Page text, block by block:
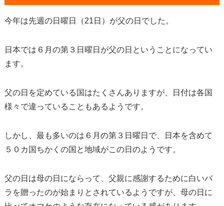
今年は先週の日曜日（21日）が父の日でした。
日本では６月の第３日曜日が父の日ということになってい
ます。
父の日を定めている国はたくさんありますが、日付は各国
様々で違っていることもあるようです。
しかし、最も多いのは６月の第３日曜日で、日本を含めて
５０カ国ちかくの国と地域がこの日のようです。
父の日は母の日にならって、父親に感謝するために白いバ
ラを贈ったのが始まりとされているようですが、母の日に